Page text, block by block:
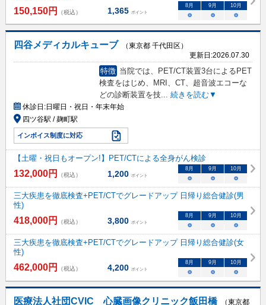
150,150円 （税込） 1,365 ポイント
8月 9月 10月
○ ○ ○
四谷メディカルキューブ
（東京都 千代田区）
更新日:2026.07.30
特徴 当院では、PET/CT装置3台によるPET
検査をはじめ、MRI、CT、超音波エコーな
どの診断装置を技... 続きを読む▼
休診日:日曜日・祝日・年末年始
四ツ谷駅 / 麹町駅
インボイス制度に対応
【土曜・祝日もオープン!】PET/CTによる全身がん検診
132,000円 （税込） 1,200 ポイント
8 月 9 月 10月
○ ○ ○
三大疾患を徹底検査+PET/CTでグレードアップ 日帰り総合健診(男
性)
418,000円 （税込） 3,800 ポイント
8 月 9 月 10月
○ ○ ○
三大疾患を徹底検査+PET/CTでグレードアップ 日帰り総合健診(女
性)
462,000円 （税込） 4,200 ポイント
8 月 9 月 10月
○ ○ ○
医療法人社団CVIC 心臓画像クリニック飯田橋 （東京都